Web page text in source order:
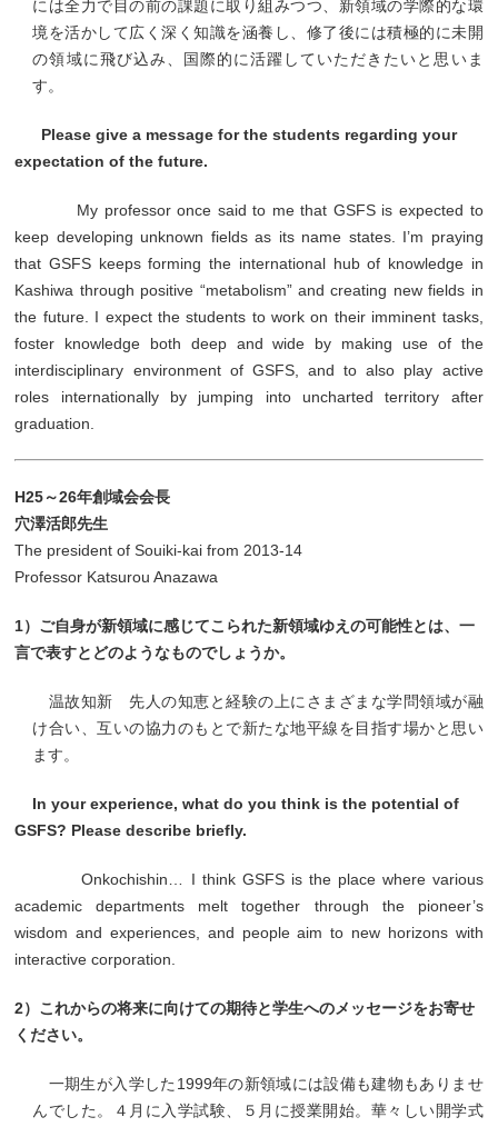
には全力で目の前の課題に取り組みつつ、新領域の学際的な環
境を活かして広く深く知識を涵養し、修了後には積極的に未開
の領域に飛び込み、国際的に活躍していただきたいと思いま
す。
Please give a message for the students regarding your
expectation of the future.
My professor once said to me that GSFS is expected to
keep developing unknown fields as its name states. I’m praying
that GSFS keeps forming the international hub of knowledge in
Kashiwa through positive “metabolism” and creating new fields in
the future. I expect the students to work on their imminent tasks,
foster knowledge both deep and wide by making use of the
interdisciplinary environment of GSFS, and to also play active
roles internationally by jumping into uncharted territory after
graduation.
H25～26年創域会会長
穴澤活郎先生
The president of Souiki-kai from 2013-14
Professor Katsurou Anazawa
1）ご自身が新領域に感じてこられた新領域ゆえの可能性とは、一
言で表すとどのようなものでしょうか。
温故知新 先人の知恵と経験の上にさまざまな学問領域が融
け合い、互いの協力のもとで新たな地平線を目指す場かと思い
ます。
In your experience, what do you think is the potential of
GSFS? Please describe briefly.
Onkochishin… I think GSFS is the place where various
academic departments melt together through the pioneer’s
wisdom and experiences, and people aim to new horizons with
interactive corporation.
2）これからの将来に向けての期待と学生へのメッセージをお寄せ
ください。
一期生が入学した1999年の新領域には設備も建物もありませ
んでした。４月に入学試験、５月に授業開始。華々しい開学式